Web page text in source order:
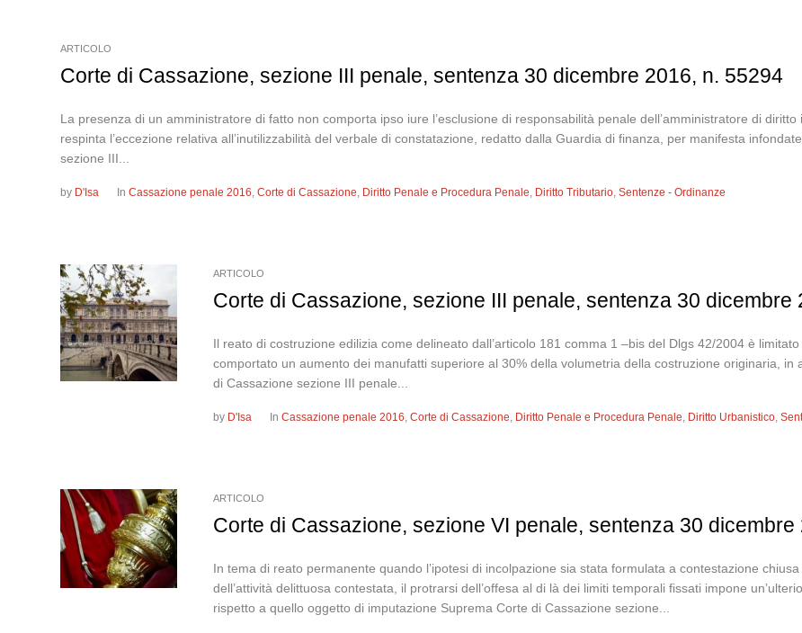
ARTICOLO
Corte di Cassazione, sezione III penale, sentenza 30 dicembre 2016, n. 55294
La presenza di un amministratore di fatto non comporta ipso iure l’esclusione di responsabilità penale dell’amministratore di
respinta l’eccezione relativa all’inutilizzabilità del verbale di constatazione, redatto dalla Guardia di finanza, per manifesta
sezione III...
by D'Isa InCassazione penale 2016,Corte di Cassazione, Diritto Penale e Procedura Penale, Diritto Tributario,Sentenze - Ordinanze
ARTICOLO
Corte di Cassazione, sezione III penale, sentenza 30 dicembre
Il reato di costruzione edilizia come delineato dall’articolo 181 comma 1 –bis del Dlgs 42/2004 è
comportato un aumento dei manufatti superiore al 30% della volumetria della costruzione originaria,
di Cassazione sezione III penale...
by D'Isa InCassazione penale 2016,Corte di Cassazione, Diritto Penale e Procedura Penale, Diritto Urbanistico,
ARTICOLO
Corte di Cassazione, sezione VI penale, sentenza 30 dicembre
In tema di reato permanente quando l’ipotesi di incolpazione sia stata formulata a contestazione
dell’attività delittuosa contestata, il protrarsi dell’offesa al di là dei limiti temporali fissati impone
rispetto a quello oggetto di imputazione Suprema Corte di Cassazione sezione...